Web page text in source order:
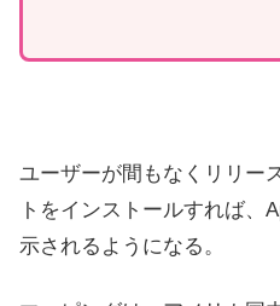
ユーザーが間もなくリリー
トをインストールすれば、
示されるようになる。